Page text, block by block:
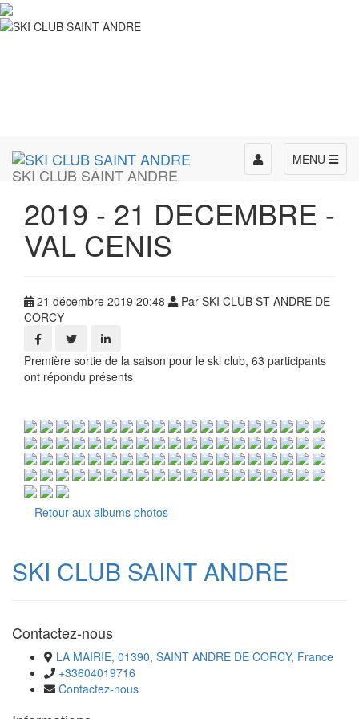
SKI CLUB SAINT ANDRE
MENU
Toggle
navigation
2019 - 21 DECEMBRE -
VAL CENIS
21 décembre 2019 20:48
Par SKI CLUB ST ANDRE DE
CORCY
Première sortie de la saison pour le ski club, 63 participants
ont répondu présents
Retour aux albums photos
SKI CLUB SAINT ANDRE
Contactez-nous
LA MAIRIE, 01390, SAINT ANDRE DE CORCY, France
+33604019716
Contactez-nous